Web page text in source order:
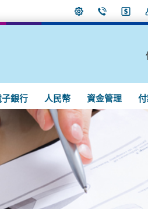
子銀行 人民幣 資金管理